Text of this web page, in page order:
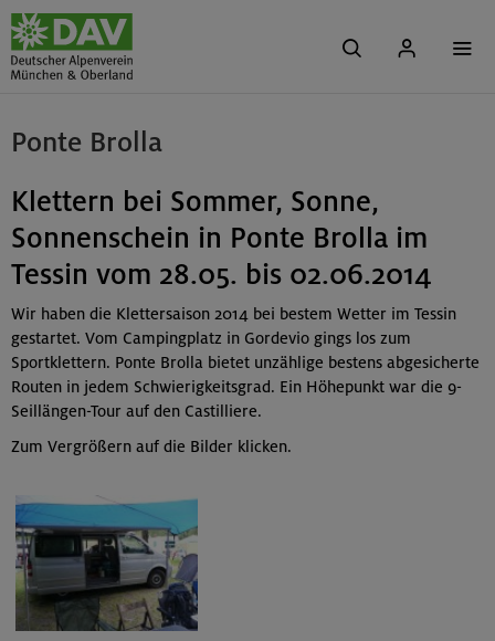
Ponte Brolla
Klettern bei Sommer, Sonne,
Sonnenschein in Ponte Brolla im
Tessin vom 28.05. bis 02.06.2014
Wir haben die Klettersaison 2014 bei bestem Wetter im Tessin
gestartet. Vom Campingplatz in Gordevio gings los zum
Sportklettern. Ponte Brolla bietet unzählige bestens abgesicherte
Routen in jedem Schwierigkeitsgrad. Ein Höhepunkt war die 9-
Seillängen-Tour auf den Castilliere.
Zum Vergrößern auf die Bilder klicken.